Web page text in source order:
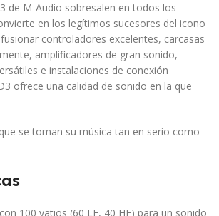
de M-Audio sobresalen en todos los
en los legítimos sucesores del icono
controladores excelentes, carcasas
amplificadores de gran sonido,
e instalaciones de conexión
ofrece una calidad de sonido en la que
se toman su música tan en serio como
100 vatios (60 LF, 40 HF) para un sonido